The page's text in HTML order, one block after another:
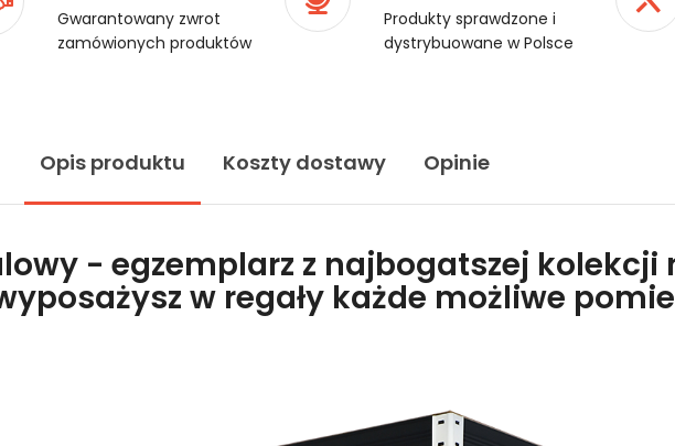
Gwarantowany zwrot
zamówionych produktów
Produkty sprawdzone i
dystrybuowane w Polsce
Opis produktu Koszty dostawy Opinie
- egzemplarz z najbogatszej kolekcji
w regały każde możliwe